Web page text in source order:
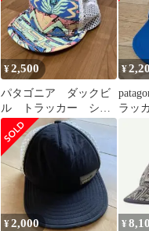
¥2,500
パタゴニア ダックビ
ル トラッカー ショ
ーティ 33490 新品
¥
ラッ
¥2,000 ¥